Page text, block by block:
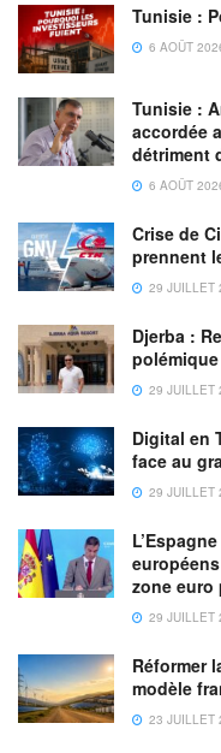
Tunisie :
6 AOÛT
Tunisie :
accordée
détriment
6 AOÛT
Crise de
prennent
29 JUILLET
Djerba :
29 JUILLET
Digital en
face au
29 JUILLET
zone euro
29 JUILLET
Réformer
modèle
23 JUILLET